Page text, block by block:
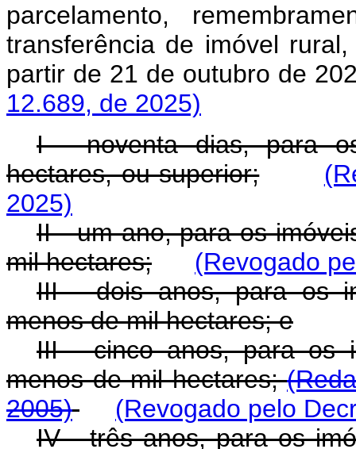
parcelamento,
transferência de imóvel
partir de 21 de outubro de
12.689, de 2025)
I - noventa dias, para
hectares, ou superior;
2025)
II - um ano, para os
mil hectares;
(Revogado
III - dois anos, para os
menos de mil hectares; e
III - cinco anos, para os
menos de mil hectares;
2005)
(Revogado pelo
IV - três anos, para os